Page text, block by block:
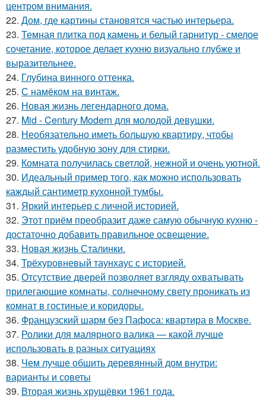
центром внимания.
22. Дом, где картины становятся частью интерьера.
23. Темная плитка под камень и белый гарнитур - смелое
сочетание, которое делает кухню визуально глубже и
выразительнее.
24. Глубина винного оттенка.
25. С намёком на винтаж.
26. Новая жизнь легендарного дома.
27. Mid - Century Modern для молодой девушки.
28. Необязательно иметь большую квартиру, чтобы
разместить удобную зону для стирки.
29. Комната получилась светлой, нежной и очень уютной.
30. Идеальный пример того, как можно использовать
каждый сантиметр кухонной тумбы.
31. Яркий интерьер с личной историей.
32. Этот приём преобразит даже самую обычную кухню -
достаточно добавить правильное освещение.
33. Новая жизнь Сталинки.
34. Трёхуровневый таунхаус с историей.
35. Отсутствие дверей позволяет взгляду охватывать
прилегающие комнаты, солнечному свету проникать из
комнат в гостиные и коридоры.
36. Французский шарм без Пафоса: квартира в Москве.
37. Ролики для малярного валика — какой лучше
использовать в разных ситуациях
38. Чем лучше обшить деревянный дом внутри:
варианты и советы
39. Вторая жизнь хрущёвки 1961 года.